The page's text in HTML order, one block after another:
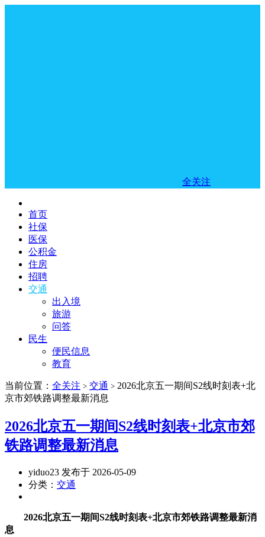
全关注
首页
社保
医保
公积金
住房
招聘
交通
出入境
旅游
问答
民生
便民信息
教育
当前位置： 全关注 > 交通 > 2026北京五一期间S2线时刻表+北
京市郊铁路调整最新消息
2026北京五一期间S2线时刻表+北京市郊
铁路调整最新消息
yiduo23 发布于 2026-05-09
分类： 交通
2026北京五一期间S2线时刻表+北京市郊铁路调整最新消
息